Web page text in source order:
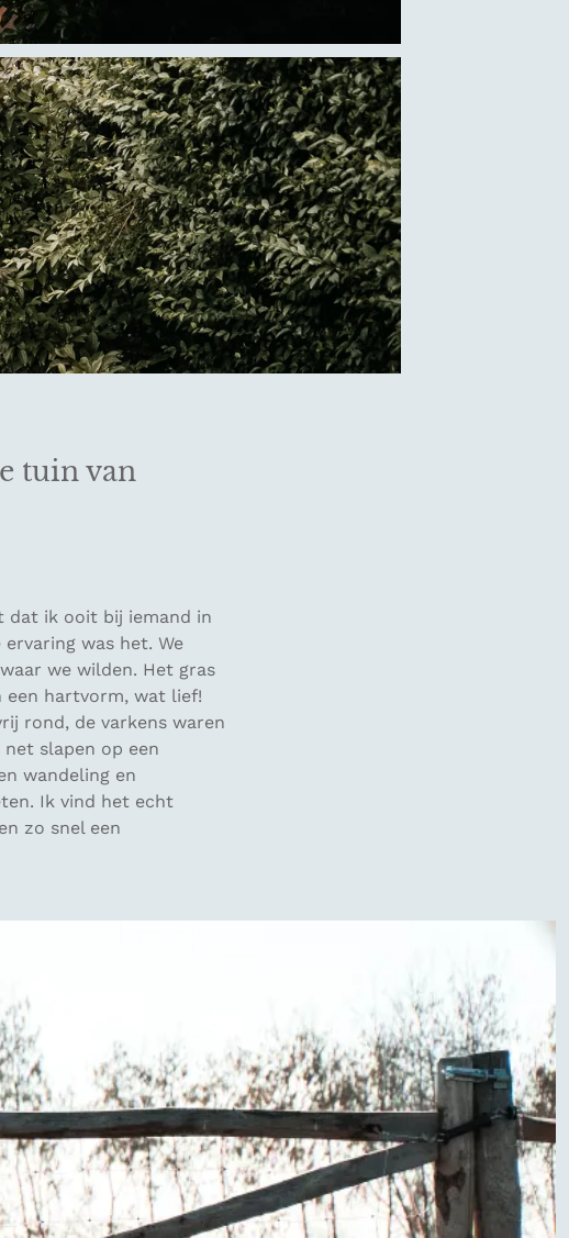
tuin van
dat ik ooit bij iemand in
was het. We
we wilden. Het gras
een hartvorm, wat lief!
rond, de varkens waren
slapen op een
wandeling en
Ik vind het echt
zo snel een